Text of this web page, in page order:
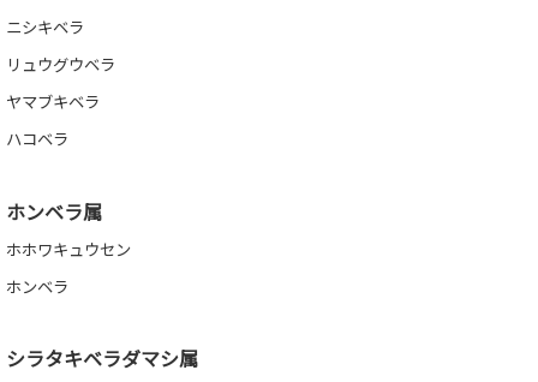
ニシキベラ
リュウグウベラ
ヤマブキベラ
ハコベラ
ホンベラ属
ホホワキュウセン
ホンベラ
シラタキベラダマシ属